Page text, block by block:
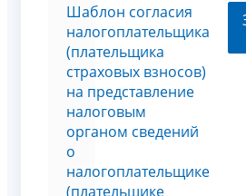
Шаблон согласия
налогоплательщика
(плательщика
страховых взносов)
на представление
налоговым
органом сведений
о
налогоплательщике
(плательщике